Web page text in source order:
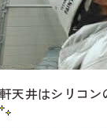
軒天井はシリコン